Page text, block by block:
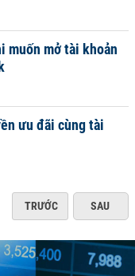
muốn mở tài khoản
ưu đãi cùng tài
TRƯỚC SAU